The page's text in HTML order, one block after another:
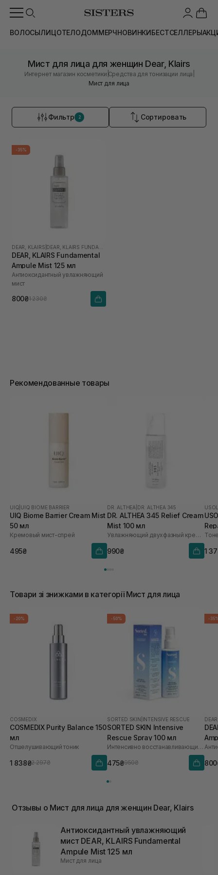
ВОЛОСЫЛИЦОТЕЛОДОММЕРЧНОВИНКИБЕСТСЕЛЛЕРЫ
Мист для лица для женщин Dear, Klairs
Интернет магазин косметики |Средства для тонизации лица
Мист для лица
Фильтр 2 Сортировать
-35%
DEAR, KLAIRS
DEAR, KLAIRS Fundamental
Ampule Mist 125 мл
Антиоксидантный увлажняющий
мист
800₴1 230₴
Рекомендованные товары
UIQ UIQ BIOME BARRIER
UIQ Biome Barrier Cream Mist
50 мл
Кремовый мист-спрей
495₴
DR. ALTHEA DR. ALTHEA 345
DR. ALTHEA 345 Relief Cream
Mist 100 мл
Увлажняющий двухфазный крем-спрей для лица
990₴ 1
Товари зі знижками в категорії Мист для лица
-20%
COSMEDIX
COSMEDIX Purity Balance 150
мл
Отшелушивающий тоник
1 838₴2 297₴
-50%
SORTED SKIN INTENSIVE RESCUE
SORTED SKIN Intensive
Rescue Spray 100 мл
Интенсивно восстанавливающий спрей для кожи
475₴950₴
-
Отзывы о Мист для лица для женщин Dear, Klairs
Антиоксидантный увлажняющий
мист DEAR, KLAIRS Fundamental
Ampule Mist 125 мл
Мист для лица